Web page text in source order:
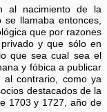
al nacimiento de la
llamaba entonces,
que por razones
y que sólo en
que sea cual sea el
y fóbica a publicar
al contrario, como ya
destacados de la
1703 y 1727, año de